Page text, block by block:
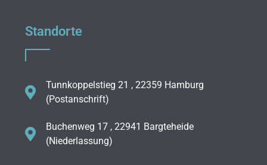
Standorte
Tunnkoppelstieg 21 , 22359 Hamburg
(Postanschrift)
Buchenweg 17 , 22941 Bargteheide
(Niederlassung)